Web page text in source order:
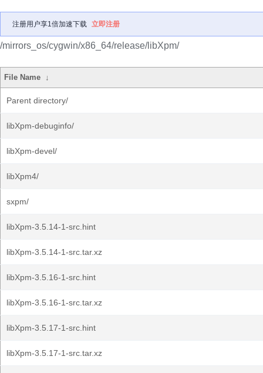
注册用户享1倍加速下载 立即注册
/mirrors_os/cygwin/x86_64/release/libXpm/
File Name ↓
Parent directory/
libXpm-debuginfo/
libXpm-devel/
libXpm4/
sxpm/
libXpm-3.5.14-1-src.hint
libXpm-3.5.14-1-src.tar.xz
libXpm-3.5.16-1-src.hint
libXpm-3.5.16-1-src.tar.xz
libXpm-3.5.17-1-src.hint
libXpm-3.5.17-1-src.tar.xz